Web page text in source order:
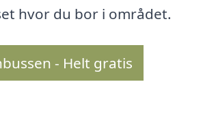
hvor du bor i området.
- Helt gratis